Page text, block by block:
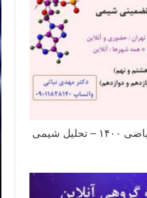
پاسخ سوال ۲۰۲ شیمی کنکور ریاضی ۱۴۰۰ – تحلیل شیمی